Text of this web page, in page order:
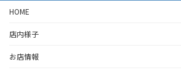
HOME
店内様子
お店情報